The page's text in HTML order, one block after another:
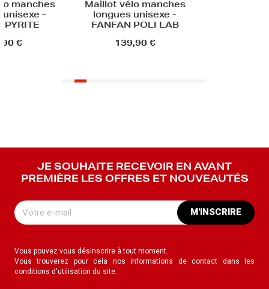
manches
unisexe -
PYRITE
€
Maillot vélo manches
longues unisexe -
FANFAN POLI LAB
139,90 €
JE SOUHAITE RECEVOIR EN AVANT
PREMIÈRE LES OFFRES ET NOUVEAUTÉS
M'INSCRIRE
Vous pouvez vous désinscrire à tout moment.
Vous trouverez pour cela nos informations de contact dans les
conditions d'utilisation du site.